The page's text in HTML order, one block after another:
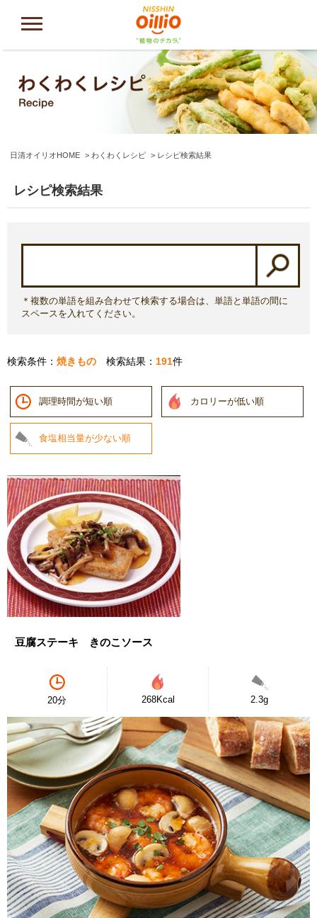
日清オイリオHOME わくわくレシピ レシピ検索結果
レシピ検索結果
＊複数の単語を組み合わせて検索する場合は、単語と単語の間に
スペースを入れてください。
検索条件： 焼きもの 検索結果： 191件
調理時間が短い順 カロリーが低い順
食塩相当量が少ない順
豆腐ステーキ きのこソース
20分 268Kcal 2.3g